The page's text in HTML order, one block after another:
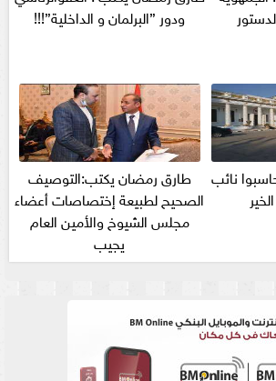
ودور ”البرلمان و الداخلية”!!!
نائب
طارق رمضان يكتب:التوصيف
الصحيح لطبيعة إختصاصات أعضاء
مجلس الشيوخ والأمين العام
يجيب